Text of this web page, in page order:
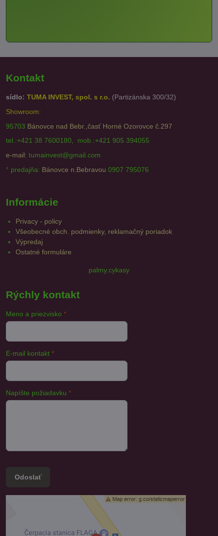
Kontakt
sídlo: TUMA INVEST, spol. s r.o. (Partizánska 300/32)
Showroom:
95703 Bánovce nad Bebr.,časť Horné Ozorovce č.297
tel.:+421 38 7600180, mob.:+421 905 394055
e-mail: tumainvest@gmail.com
° predajňa: Bánovce n.Bebravou 0907 795076
Informácie
Privacy - policy
Všeobecné obch. podmienky, reklamačný poriadok
Výpredaj
Ostatné formuláre
palmy.cykasy
Rýchly kontakt
Meno a priezvisko *
E-mail kontakt *
Napíšte požiadavku *
Odoslať